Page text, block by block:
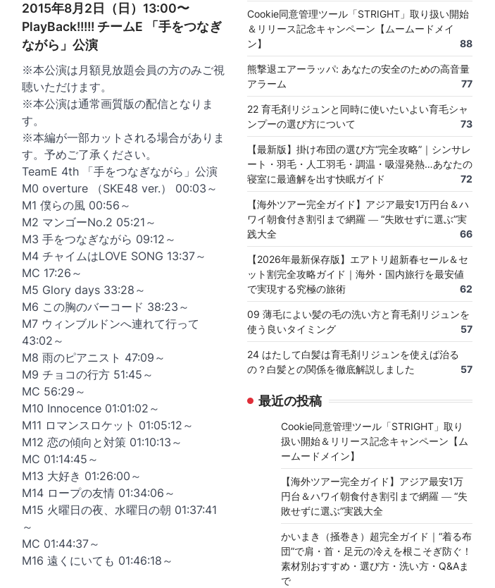
2015年8月2日（日）13:00〜
PlayBack!!!!! チームE 「手をつなぎ
ながら」公演
※本公演は月額見放題会員の方のみご視
聴いただけます。
※本公演は通常画質版の配信となりま
す。
※本編が一部カットされる場合がありま
す。予めご了承ください。
TeamE 4th 「手をつなぎながら」公演
M0 overture （SKE48 ver.） 00:03～
M1 僕らの風 00:56～
M2 マンゴーNo.2 05:21～
M3 手をつなぎながら 09:12～
M4 チャイムはLOVE SONG 13:37～
MC 17:26～
M5 Glory days 33:28～
M6 この胸のバーコード 38:23～
M7 ウィンブルドンへ連れて行って
43:02～
M8 雨のピアニスト 47:09～
M9 チョコの行方 51:45～
MC 56:29～
M10 Innocence 01:01:02～
M11 ロマンスロケット 01:05:12～
M12 恋の傾向と対策 01:10:13～
MC 01:14:45～
M13 大好き 01:26:00～
M14 ロープの友情 01:34:06～
M15 火曜日の夜、水曜日の朝 01:37:41
～
MC 01:44:37～
M16 遠くにいても 01:46:18～
Cookie同意管理ツール「STRIGHT」取り扱い開始
＆リリース記念キャンペーン【ムームードメイ
ン】
88
熊撃退エアーラッパ: あなたの安全のための高音量
アラーム
77
22 育毛剤リジュンと同時に使いたいよい育毛シャ
ンプーの選び方について
73
【最新版】掛け布団の選び方“完全攻略”｜シンサレ
ート・羽毛・人工羽毛・調温・吸湿発熱…あなたの
寝室に最適解を出す快眠ガイド
72
【海外ツアー完全ガイド】アジア最安1万円台＆ハ
ワイ朝食付き割引まで網羅 ― “失敗せずに選ぶ”実
践大全
66
【2026年最新保存版】エアトリ超新春セール＆セ
ット割完全攻略ガイド｜海外・国内旅行を最安値
で実現する究極の旅術
62
09 薄毛によい髪の毛の洗い方と育毛剤リジュンを
使う良いタイミング
57
24 はたして白髪は育毛剤リジュンを使えば治る
の？白髪との関係を徹底解説しました
57
最近の投稿
Cookie同意管理ツール「STRIGHT」取り
扱い開始＆リリース記念キャンペーン【ム
ームードメイン】
【海外ツアー完全ガイド】アジア最安1万
円台＆ハワイ朝食付き割引まで網羅 ― “失
敗せずに選ぶ”実践大全
かいまき（掻巻き）超完全ガイド｜“着る布
団”で肩・首・足元の冷えを根こそぎ防ぐ！
素材別おすすめ・選び方・洗い方・Q&Aま
で